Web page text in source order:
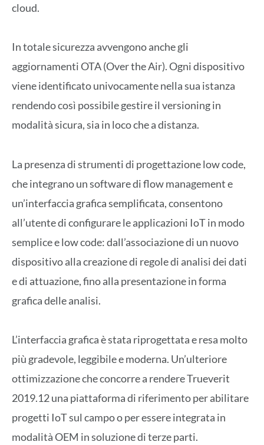
cloud.
In totale sicurezza avvengono anche gli
aggiornamenti OTA (Over the Air). Ogni dispositivo
viene identificato univocamente nella sua istanza
rendendo così possibile gestire il versioning in
modalità sicura, sia in loco che a distanza.
La presenza di strumenti di progettazione low code,
che integrano un software di flow management e
un’interfaccia grafica semplificata, consentono
all’utente di configurare le applicazioni IoT in modo
semplice e low code: dall’associazione di un nuovo
dispositivo alla creazione di regole di analisi dei dati
e di attuazione, fino alla presentazione in forma
grafica delle analisi.
L’interfaccia grafica è stata riprogettata e resa molto
più gradevole, leggibile e moderna. Un’ulteriore
ottimizzazione che concorre a rendere Trueverit
2019.12 una piattaforma di riferimento per abilitare
progetti IoT sul campo o per essere integrata in
modalità OEM in soluzione di terze parti.